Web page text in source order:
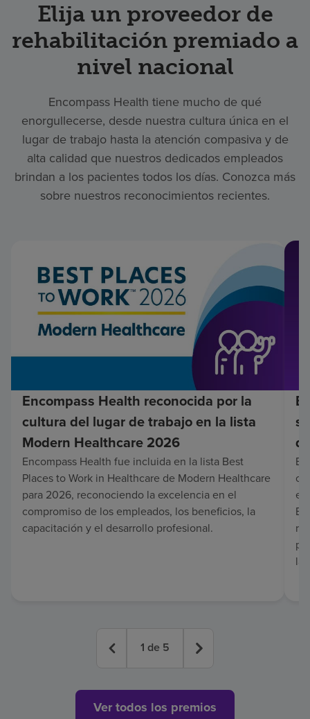
Elija un proveedor de
rehabilitación premiado a
nivel nacional
Encompass Health tiene mucho de qué
enorgullecerse, desde nuestra cultura única en el
lugar de trabajo hasta la atención compasiva y de
alta calidad que nuestros dedicados empleados
brindan a los pacientes todos los días. Conozca más
sobre nuestros reconocimientos recientes.
Encompass Health reconocida por la
cultura del lugar de trabajo en la lista
Modern Healthcare 2026
Encompass Health fue incluida en la lista Best
Places to Work in Healthcare de Modern Healthcare
para 2026, reconociendo la excelencia en el
compromiso de los empleados, los beneficios, la
capacitación y el desarrollo profesional.
1 de 5
Ver todos los premios